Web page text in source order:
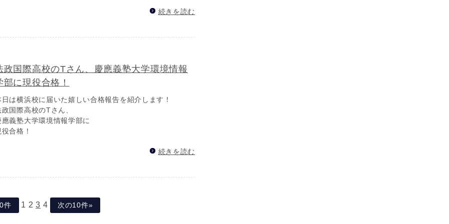
続きを読む
政国際高校のTさん、慶應義塾大学環境情報
部に現役合格！
日は横浜校に届いた嬉しい合格報告を紹介します！
政国際高校のTさん、
應義塾大学環境情報学部に
合格！
続きを読む
件 1 2 3 4 次の10件»